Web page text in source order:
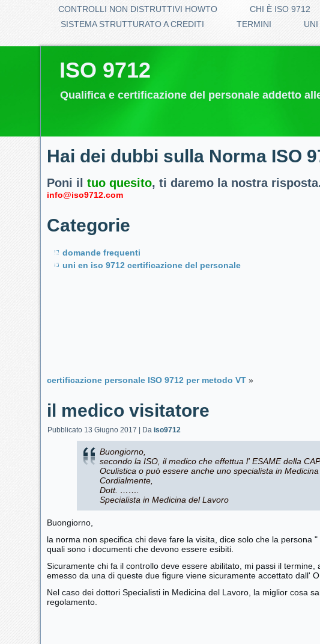
CONTROLLI NON DISTRUTTIVI HOWTO CHI È ISO 9712
SISTEMA STRUTTURATO A CREDITI
TERMINI
ISO 9712
Qualifica e certificazione del personale addetto
Hai dei dubbi sulla Norma ISO
Poni iltuo quesito, ti daremo la nostra
info@iso9712.com
Categorie
domande frequenti
uni en iso 9712 certificazione del personale
certificazione personale ISO 9712 per metodo VT »
il medico visitatore
Pubblicato 13 Giugno 2017 Da iso9712
Buongiorno,
secondo la ISO, il medico che effettua l' ESAME della
Oculistica o può essere anche uno specialista in
Cordialmente,
Dott. …….
Specialista in Medicina del Lavoro
Buongiorno,
la norma non specifica chi deve fare la visita, dice solo che la
quali sono i documenti che devono essere esibiti.
Sicuramente chi fa il controllo deve essere abilitato, mi passi il
emesso da una di queste due figure viene sicuramente accettato dall'
Nel caso dei dottori Specialisti in Medicina del Lavoro, la miglior cosa
regolamento.